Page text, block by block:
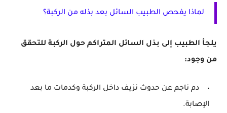
لماذا يفحص الطبيب السائل بعد بذله من الركبة؟
يلجأ الطبيب إلى بذل السائل المتراكم حول الركبة للتحقق
من وجود:
دم ناجم عن حدوث نزيف داخل الركبة وكدمات ما بعد
الإصابة.